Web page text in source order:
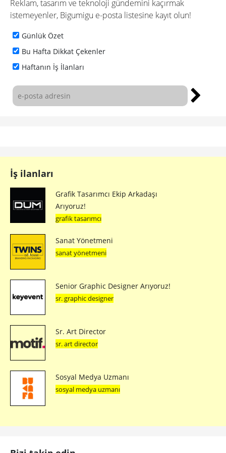
Reklam, tasarım ve teknoloji gündemini kaçırmak
istemeyenler, Bigumigu e-posta listesine kayıt olun!
Günlük Özet
Bu Hafta Dikkat Çekenler
Haftanın İş İlanları
İş ilanları
Grafik Tasarımcı Ekip Arkadaşı
Arıyoruz!
grafik tasarımcı
Sanat Yönetmeni
sanat yönetmeni
Senior Graphic Designer Arıyoruz!
sr. graphic designer
Sr. Art Director
sr. art director
Sosyal Medya Uzmanı
sosyal medya uzmanı